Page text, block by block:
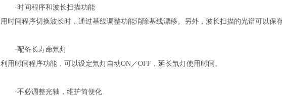
·时间程序和波长扫描功能
用时间程序切换波长时，通过基线调整功能消除基线漂移。另外，波长扫描的光谱可以保
·配备长寿命氘灯
利用时间程序功能，可以设定氘灯自动ON／OFF，延长氘灯使用时间。
·不必调整光轴，维护简便化